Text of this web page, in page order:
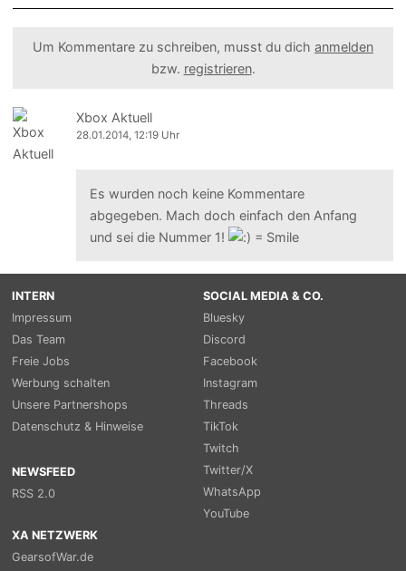
Um Kommentare zu schreiben, musst du dich anmelden
bzw. registrieren.
Xbox Aktuell
28.01.2014, 12:19 Uhr
Es wurden noch keine Kommentare
abgegeben. Mach doch einfach den Anfang
und sei die Nummer 1!
INTERN
Impressum
Das Team
Freie Jobs
Werbung schalten
Unsere Partnershops
Datenschutz & Hinweise
NEWSFEED
RSS 2.0
SOCIAL MEDIA & CO.
Bluesky
Discord
Facebook
Instagram
Threads
TikTok
Twitch
Twitter/X
WhatsApp
YouTube
XA NETZWERK
GearsofWar.de